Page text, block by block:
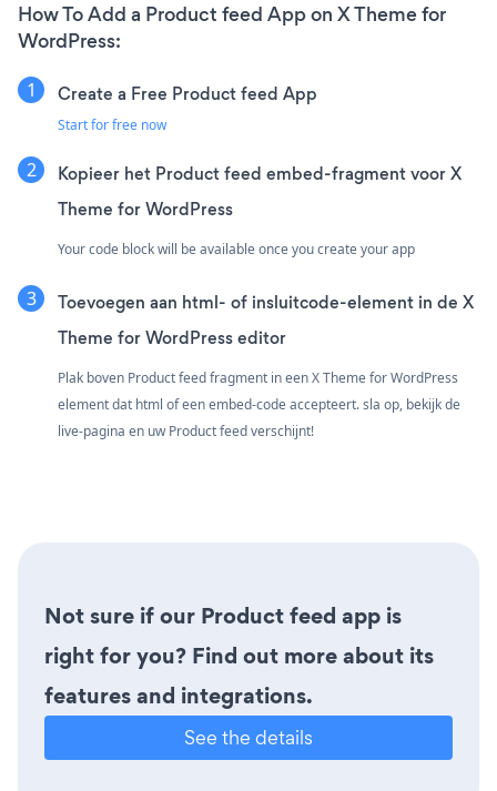
How To Add a Product feed App on X Theme for
WordPress:
Create a Free Product feed App
Start for free now
Kopieer het Product feed embed-fragment voor X
Theme for WordPress
Your code block will be available once you create your app
Toevoegen aan html- of insluitcode-element in de X
Theme for WordPress editor
Plak boven Product feed fragment in een X Theme for WordPress
element dat html of een embed-code accepteert. sla op, bekijk de
live-pagina en uw Product feed verschijnt!
Not sure if our Product feed app is
right for you? Find out more about its
features and integrations.
See the details